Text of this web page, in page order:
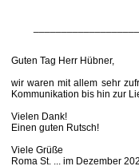
Guten Tag Herr Hübner,
wir waren mit allem sehr
Kommunikation bis hin zur
Vielen Dank!
Einen guten Rutsch!
Viele Grüße
Roma St. ... im Dezember